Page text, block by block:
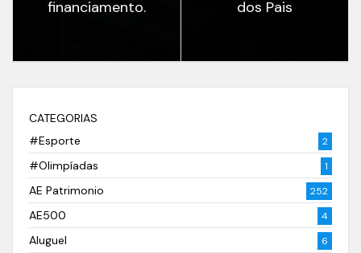
financiamento.
dos Pais
CATEGORIAS
#Esporte
2
#Olimpíadas 1
AE Patrimonio 252
AE500 4
Aluguel 6